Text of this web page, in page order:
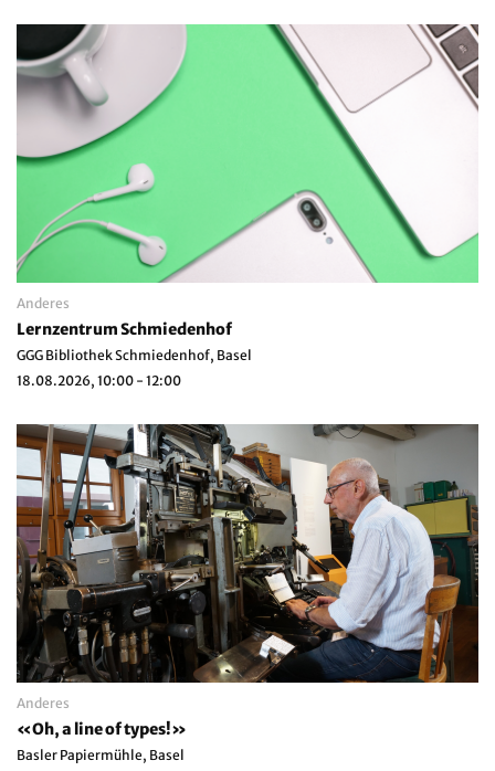
Anderes
Lernzentrum Schmiedenhof
GGG Bibliothek Schmiedenhof, Basel
18.08.2026, 10:00 - 12:00
Anderes
«Oh, a line of types!»
Basler Papiermühle, Basel